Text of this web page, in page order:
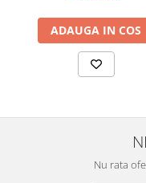
600 ml
ADAUGA IN COS
Nu rata